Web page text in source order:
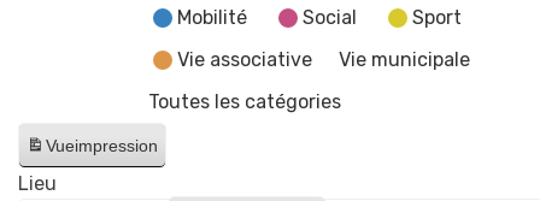
Mobilité
Social
Sport
Vie associative
Vie municipale
Toutes les catégories
Vueimpression
Lieu